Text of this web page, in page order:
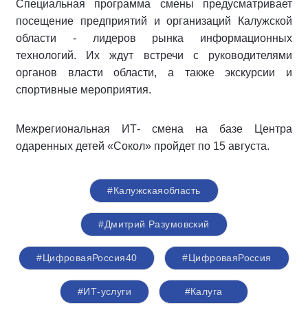
Специальная программа смены предусматривает
посещение предприятий и организаций Калужской
области - лидеров рынка информационных
технологий. Их ждут встречи с руководителями
органов власти области, а также экскурсии и
спортивные мероприятия.
Межрегиональная ИТ- смена на базе Центра
одаренных детей «Сокол» пройдет по 15 августа.
#Калужскаяобласть
#Дмитрий Разумовский
#ЦифроваяРоссия40 #ЦифроваяРоссия
#ИТ-услуги #Калуга